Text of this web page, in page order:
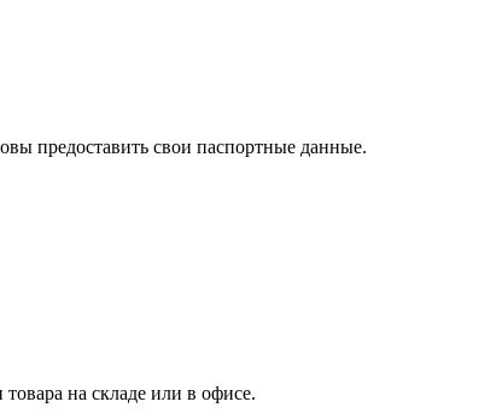
предоставить свои паспортные данные.
на складе или в офисе.